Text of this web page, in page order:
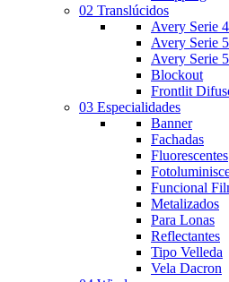
02 Translúcidos
Avery Serie
Avery Serie
Avery Serie
Blockout
Frontlit
03 Especialidades
Banner
Fachadas
Fluorescentes
Funcional
Metalizados
Para Lonas
Reflectantes
Tipo Velleda
Vela Dacron